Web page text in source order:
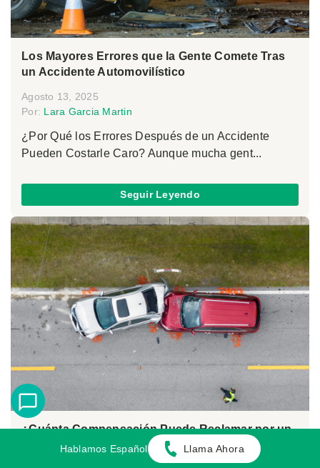
Los Mayores Errores que la Gente Comete Tras
un Accidente Automovilístico
Agosto 13, 2025
Por: Lara Garcia Martin
¿Por Qué los Errores Después de un Accidente
Pueden Costarle Caro? Aunque mucha gent...
Seguir Leyendo
¿Cuánta Compensación Puede Reclamar por un
Accidente de Tráfico?
Hablamos Español Llama Ahora